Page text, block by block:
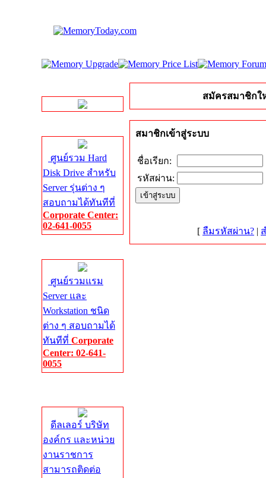
ศูนย์รวม Hard
Disk Drive สำหรับ
Server รุ่นต่าง ๆ
สอบถามได้ทันทีที่
Corporate Center:
02-641-0055
ศูนย์รวมแรม
Server และ
Workstation ชนิด
ต่าง ๆ สอบถามได้
ทันทีที่ Corporate
Center: 02-641-
0055
ดีลเลอร์ บริษัท
องค์กร และหน่วย
งานราชการ
สามารถติดต่อ
สมัครสมาชิกใ
สมาชิกเข้าสู่ระบบ
ชื่อเรียก:
รหัสผ่าน:
[ ลืมรหัสผ่าน? |